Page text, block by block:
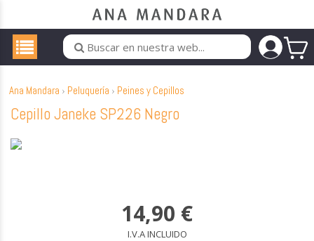
Ana Mandara Peluquería Peines y Cepillos
Cepillo Janeke SP226 Negro
14,90 €
I.V.A INCLUIDO